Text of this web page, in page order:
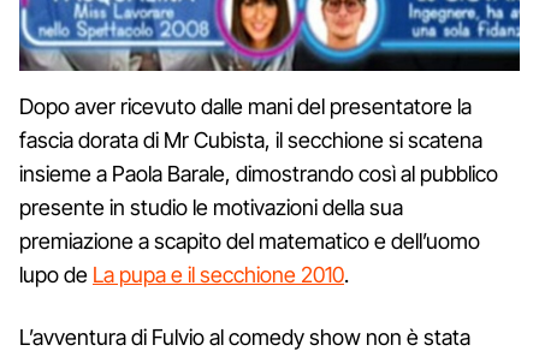
Dopo aver ricevuto dalle mani del presentatore la
fascia dorata di Mr Cubista, il secchione si scatena
insieme a Paola Barale, dimostrando così al pubblico
presente in studio le motivazioni della sua
premiazione a scapito del matematico e dell’uomo
lupo de La pupa e il secchione 2010.
L’avventura di Fulvio al comedy show non è stata